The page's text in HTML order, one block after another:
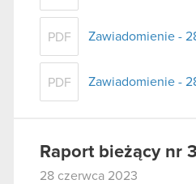
PDF Zawiadomienie -
PDF Zawiadomienie -
Raport bieżący nr
28 czerwca 2023